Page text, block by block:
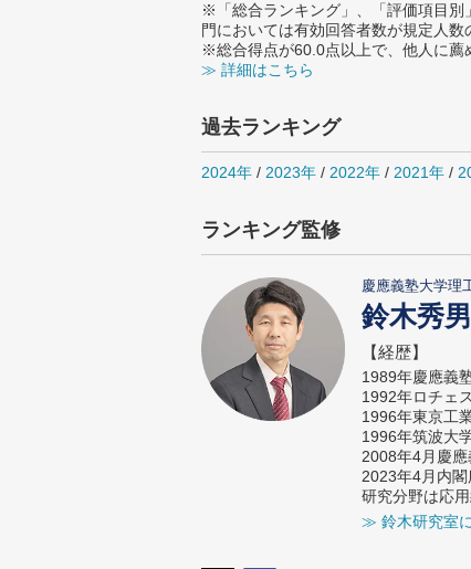
※「総合ランキング」、「評価項目別
門においては有効回答者数が規定人数
※総合得点が60.0点以上で、他人に薦
≫ 詳細はこちら
過去ランキング
2024年 / 2023年 / 2022年 / 2021年 /
ランキング監修
慶應義塾大学理
鈴木秀男
【経歴】
1989年慶應義
1992年ロチェ
1996年東京工
1996年筑波大
2008年4月慶
2023年4月内
研究分野は応
≫ 鈴木研究室